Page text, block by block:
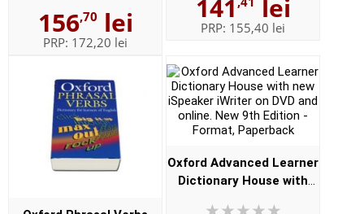
156,70 lei
PRP: 172,20 lei
141 lei
PRP: 155,40 lei
Oxford Advanced Learner
Dictionary House with